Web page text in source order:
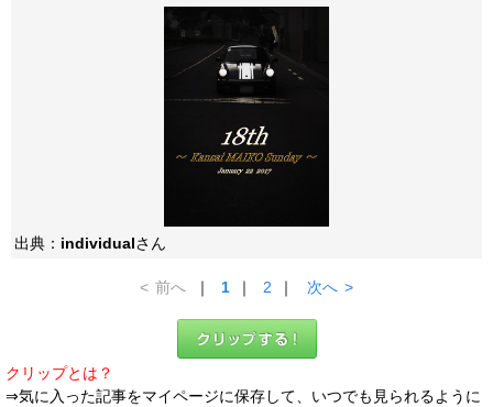
出典： individualさん
< 前へ ｜ 1 ｜ 2 ｜ 次へ >
クリップとは？
⇒気に入った記事をマイページに保存して、いつでも見られるように